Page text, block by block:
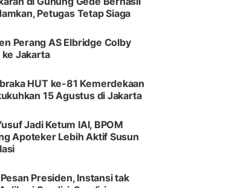
Petugas Tetap Siaga
Perang AS Elbridge Colby
ke Jakarta
HUT ke-81 Kemerdekaan
15 Agustus di Jakarta
Jadi Ketum IAI, BPOM
Apoteker Lebih Aktif Susun
Presiden, Instansi tak